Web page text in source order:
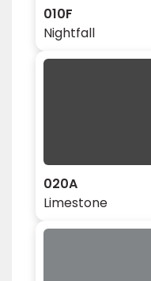
010F
Nightfall
020A
Limestone